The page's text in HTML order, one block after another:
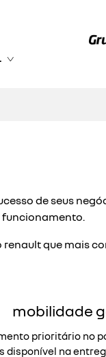
de seus
funcionamento.
que mais
mobilidade
prioritário no
disponível na